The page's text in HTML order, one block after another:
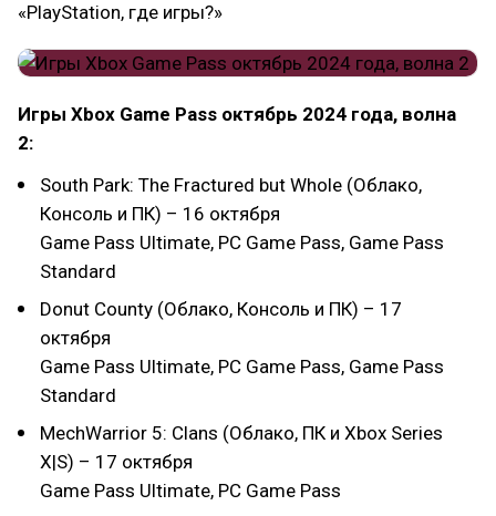
«PlayStation, где игры?»
Игры Xbox Game Pass октябрь 2024 года, волна
2:
South Park: The Fractured but Whole (Облако,
Консоль и ПК) – 16 октября
Game Pass Ultimate, PC Game Pass, Game Pass
Standard
Donut County (Облако, Консоль и ПК) – 17
октября
Game Pass Ultimate, PC Game Pass, Game Pass
Standard
MechWarrior 5: Clans (Облако, ПК и Xbox Series
X|S) – 17 октября
Game Pass Ultimate, PC Game Pass